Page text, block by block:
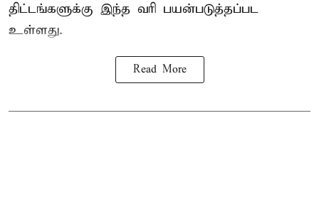
திட்டங்களுக்கு இந்த வரி பயன்படுத்தப்பட
உள்ளது.
Read More